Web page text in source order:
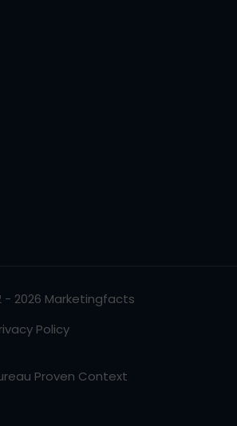
- 2026 Marketingfacts
Policy
Proven Context